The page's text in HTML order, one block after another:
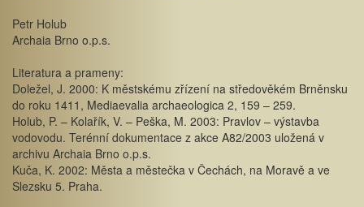
Petr Holub
Archaia Brno o.p.s.
Literatura a prameny:
Doležel, J. 2000: K městskému zřízení na středověkém Brněnsku
do roku 1411, Mediaevalia archaeologica 2, 159 – 259.
Holub, P. – Kolařík, V. – Peška, M. 2003: Pravlov – výstavba
vodovodu. Terénní dokumentace z akce A82/2003 uložená v
archivu Archaia Brno o.p.s.
Kuča, K. 2002: Města a městečka v Čechách, na Moravě a ve
Slezsku 5. Praha.